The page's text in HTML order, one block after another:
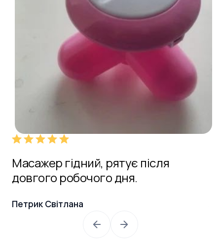
Масажер гідний, рятує після
довгого робочого дня.
Петрик Світлана